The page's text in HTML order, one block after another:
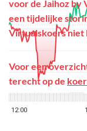
voor de Jaihoz by
een tijdelijke
Virtualskoers niet
Voor een
terecht op de